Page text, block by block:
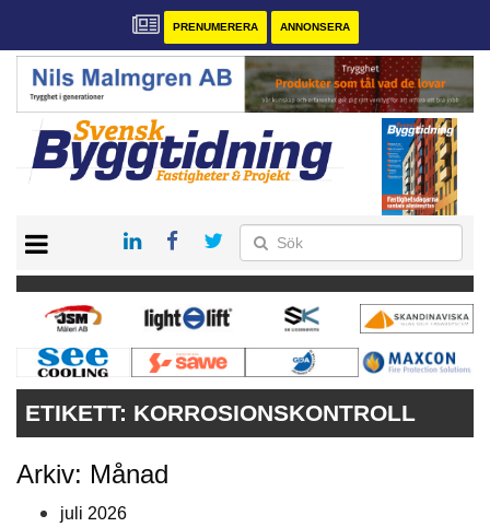
PRENUMERERA ANNONSERA
PRENUMERERA
VÅRA ANDRA MAGASIN
ANNONSERA
KONTAKT
ETIKETT: KORROSIONSKONTROLL
Arkiv: Månad
juli 2026